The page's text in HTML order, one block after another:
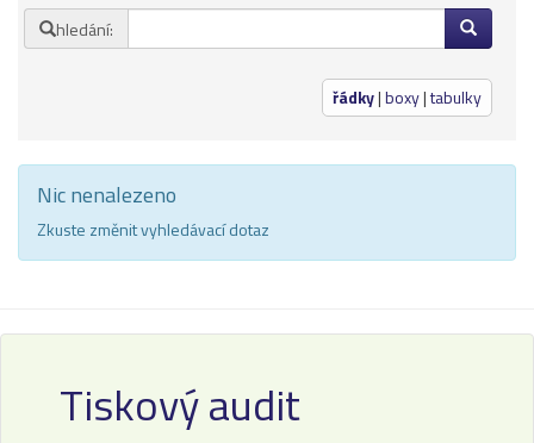
Náplně
pro laserové tiskárny
pro jehličkové tiskárny
pro inkoustové tiskárny
Ostatní
Papíry a fólie
Filamenty 3DW
hledání:
řádky|boxy|tabulky
Nic nenalezeno
Zkuste změnit vyhledávací dotaz
Tiskový audit